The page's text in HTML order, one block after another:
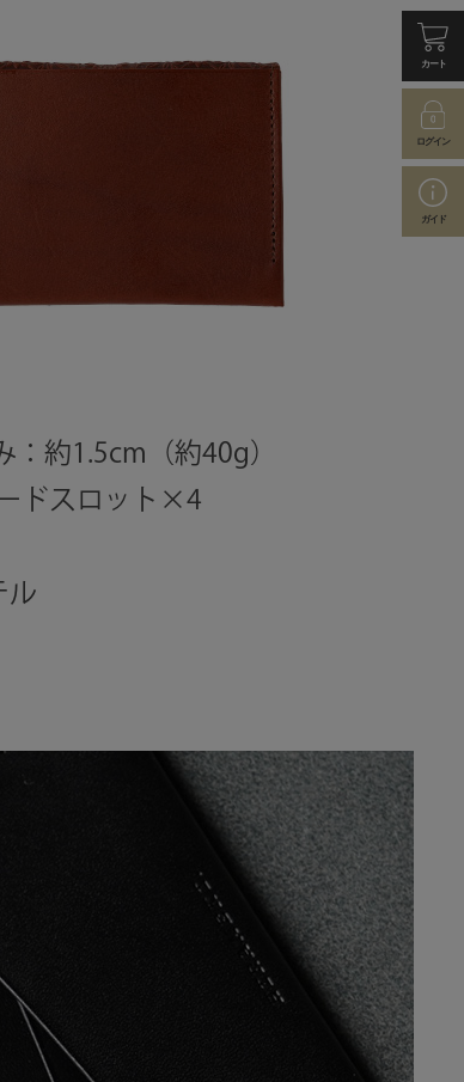
約1.5cm（約40g）
ドスロット×4
ル
カート
ログイン
ガイド